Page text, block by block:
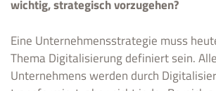
wichtig, strategisch vorzugehen?
Eine Unternehmensstrategie muss
Thema Digitalisierung definiert sein.
Unternehmens werden durch